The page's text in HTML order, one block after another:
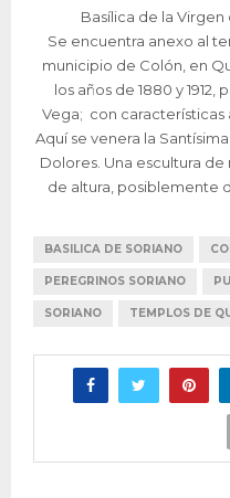
Basílica de la
Se encuentra anexo al
municipio de Colón, en
los años de 1880 y 1912,
Vega; con características
Aquí se venera la
Dolores. Una escultura
de altura, posiblemente
BASILICA DE SORIANO
PEREGRINOS SORIANO
SORIANO TEMPLOS DE